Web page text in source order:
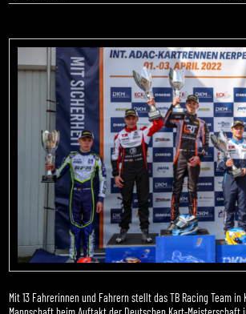
Mit 13 Fahrerinnen und Fahrern stellt das TB Racing Team in